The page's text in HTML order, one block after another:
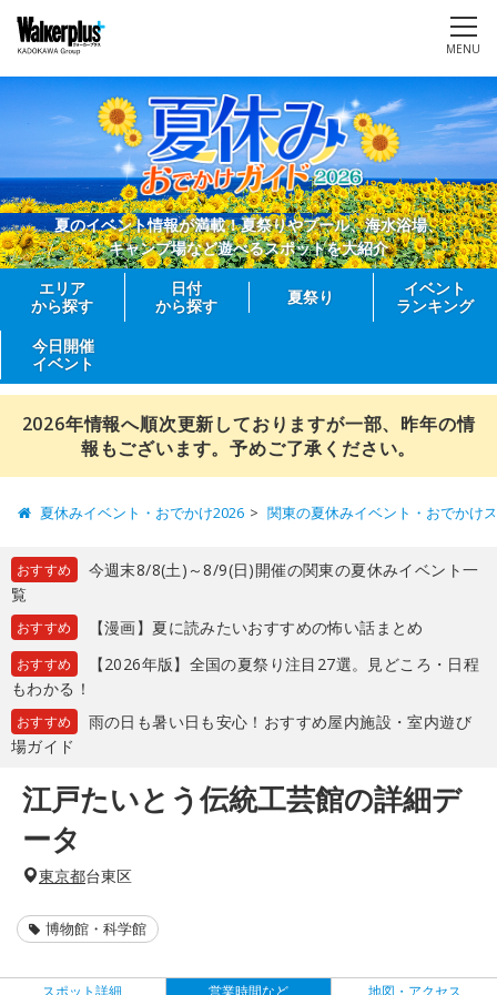
MENU
夏のイベント情報が満載！夏祭りやプール、海水浴場、
キャンプ場など遊べるスポットを大紹介
エリア
から探す
日付
から探す
夏祭り
イベント
ランキング
今日開催
イベント
2026年情報へ順次更新しておりますが一部、昨年の情
報もございます。予めご了承ください。
夏休みイベント・おでかけ2026 関東の夏休みイベント・おでかけ
おすすめ
今週末8/8(土)～8/9(日)開催の関東の夏休みイベント一
覧
おすすめ 【漫画】夏に読みたいおすすめの怖い話まとめ
おすすめ
【2026年版】全国の夏祭り注目27選。見どころ・日程
もわかる！
おすすめ
雨の日も暑い日も安心！おすすめ屋内施設・室内遊び
場ガイド
江戸たいとう伝統工芸館の詳細デ
ータ
東京都台東区
博物館・科学館
スポット詳細
営業時間など 地図・アクセス